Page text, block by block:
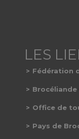
Fédération
Office de
Pays de